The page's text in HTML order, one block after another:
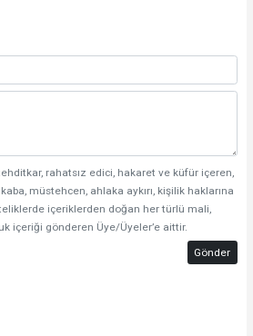
rahatsız edici, hakaret ve küfür içeren,
müstehcen, ahlaka aykırı, kişilik haklarına
içeriklerden doğan her türlü mali,
içeriği gönderen Üye/Üyeler’e aittir.
Gönder